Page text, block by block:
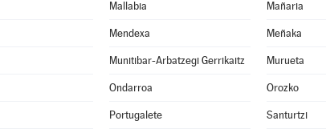
Mallabia Mañaria
Mendexa Meñaka
Munitibar-Arbatzegi Gerrikaitz Murueta
Ondarroa Orozko
Portugalete Santurtzi